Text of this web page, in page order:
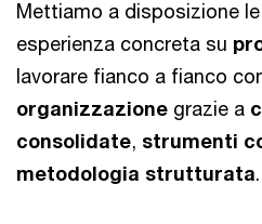
Mettiamo a disposizione
esperienza concreta su
lavorare fianco a fianco
organizzazione grazie a
consolidate, strumenti
metodologia strutturata.